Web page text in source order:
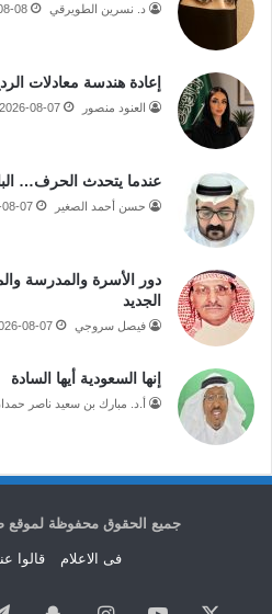
د. نسرين الطويرقي 08
إعادة هندسة معادلات
العنود منصور 2026-08-07
عندما يتحدث الحرف…
حسن أحمد الصغير 07
دور الأسرة والمدرسة
الجديد
فيصل سروجي 08-07
إنها السعودية أيها السادة
أ.د. مبارك بن سعيد ناصر
جميع الحقوق محفوظة لموقع
فى الاعلام قالوا